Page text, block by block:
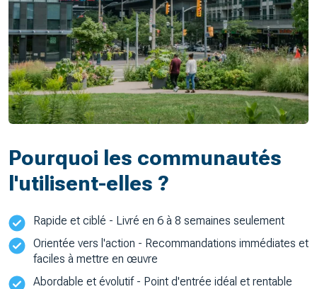
Pourquoi les communautés
l'utilisent-elles ?
Rapide et ciblé - Livré en 6 à 8 semaines seulement
Orientée vers l'action - Recommandations immédiates et
faciles à mettre en œuvre
Abordable et évolutif - Point d'entrée idéal et rentable